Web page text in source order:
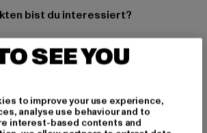
bist du interessiert?
ANMELDEN
SEE YOU
to improve your use experience,
analyse use behaviour and to
interest-based contents and